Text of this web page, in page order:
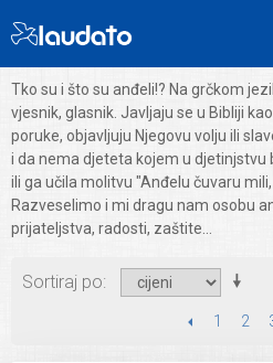
Tko su i što su anđeli!? Na grčkom
vjesnik, glasnik. Javljaju se u Bibliji
poruke, objavljuju Njegovu volju ili
i da nema djeteta kojem u djetinjstvu
ili ga učila molitvu "Anđelu čuvaru
Razveselimo i mi dragu nam osobu
prijateljstva, radosti, zaštite...
Sortiraj po
PRETHODNI
1 2